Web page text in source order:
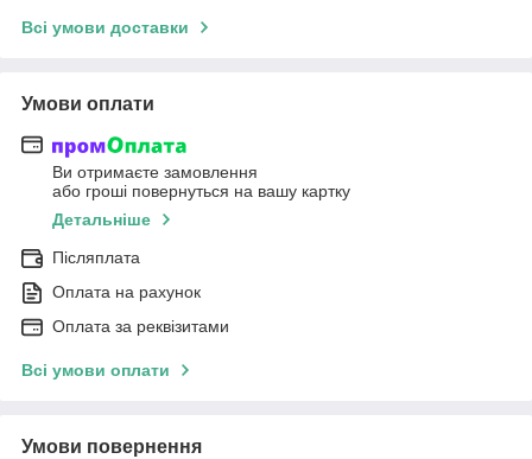
Всі умови доставки
Умови оплати
Ви отримаєте замовлення
або гроші повернуться на вашу картку
Детальніше
Післяплата
Оплата на рахунок
Оплата за реквізитами
Всі умови оплати
Умови повернення